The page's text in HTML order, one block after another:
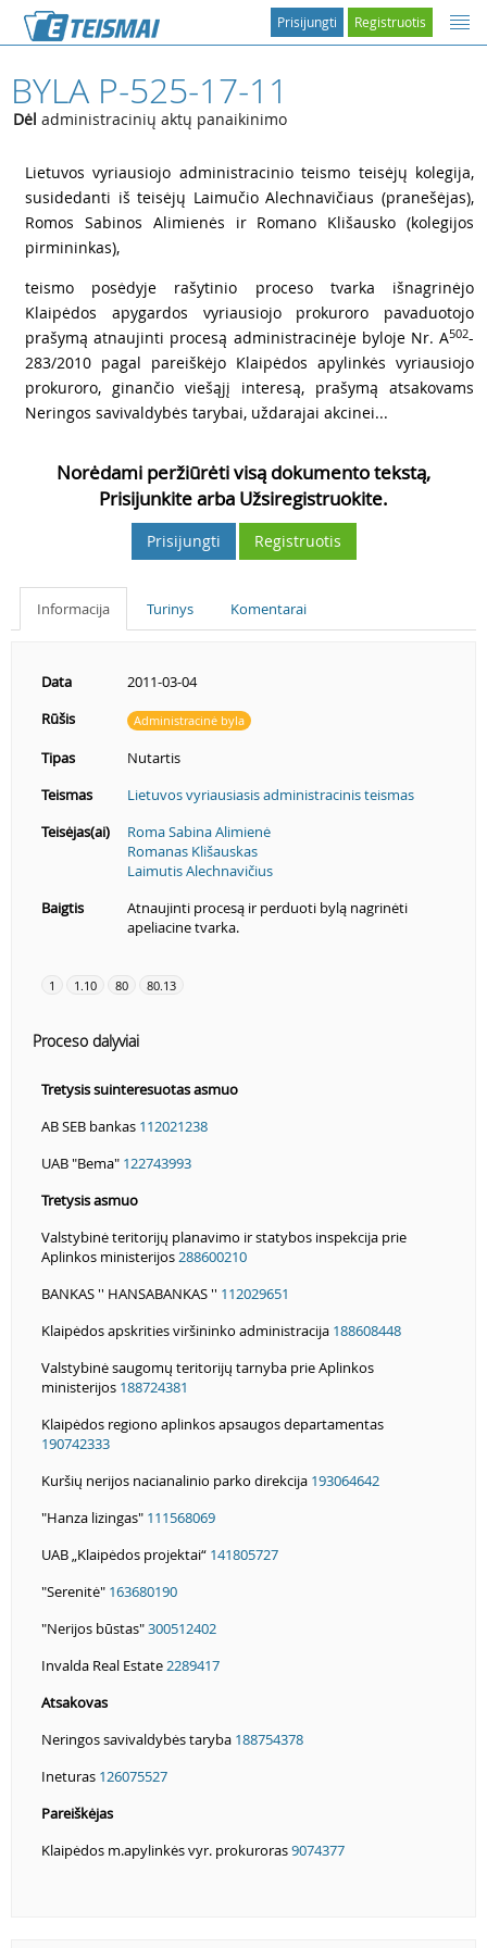
Registruotis
Prisijungti
BYLA P-525-17-11
Dėl administracinių aktų panaikinimo
Lietuvos vyriausiojo administracinio teismo teisėjų kolegija,
susidedanti iš teisėjų Laimučio Alechnavičiaus (pranešėjas),
Romos Sabinos Alimienės ir Romano Klišausko (kolegijos
pirmininkas),
teismo posėdyje rašytinio proceso tvarka išnagrinėjo
Klaipėdos apygardos vyriausiojo prokuroro pavaduotojo
prašymą atnaujinti procesą administracinėje byloje Nr. A502-
283/2010 pagal pareiškėjo Klaipėdos apylinkės vyriausiojo
prokuroro, ginančio viešąjį interesą, prašymą atsakovams
Neringos savivaldybės tarybai, uždarajai akcinei...
Norėdami peržiūrėti visą dokumento tekstą,
Prisijunkite arba Užsiregistruokite.
Prisijungti Registruotis
Informacija Turinys Komentarai
Data
2011-03-04
Rūšis
Administracinė byla
Tipas
Nutartis
Teismas
Lietuvos vyriausiasis administracinis teismas
Teisėjas(ai)
Roma Sabina Alimienė
Romanas Klišauskas
Laimutis Alechnavičius
Baigtis
Atnaujinti procesą ir perduoti bylą nagrinėti
apeliacine tvarka.
1 1.10 80 80.13
Proceso dalyviai
Tretysis suinteresuotas asmuo
AB SEB bankas 112021238
UAB "Bema" 122743993
Tretysis asmuo
Valstybinė teritorijų planavimo ir statybos inspekcija prie
Aplinkos ministerijos 288600210
BANKAS '' HANSABANKAS '' 112029651
Klaipėdos apskrities viršininko administracija 188608448
Valstybinė saugomų teritorijų tarnyba prie Aplinkos
ministerijos 188724381
Klaipėdos regiono aplinkos apsaugos departamentas
190742333
Kuršių nerijos nacianalinio parko direkcija 193064642
"Hanza lizingas" 111568069
UAB „Klaipėdos projektai“ 141805727
"Serenitė" 163680190
"Nerijos būstas"300512402
Invalda Real Estate 2289417
Atsakovas
Neringos savivaldybės taryba 188754378
Ineturas 126075527
Pareiškėjas
Klaipėdos m.apylinkės vyr. prokuroras9074377